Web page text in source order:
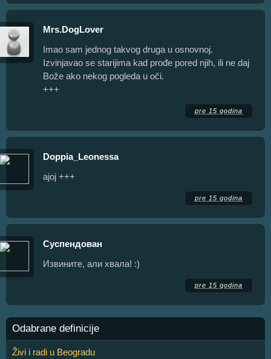
Mrs.DogLover
Imao sam jednog takvog druga u osnovnoj.
Izvinjavao se starijima kad prođe pored njih, ili ne daj
Bože ako nekog pogleda u oči.
+++
pre 15 godina
Doppia_Leonessa
ajoj +++
pre 15 godina
Суспендован
Извините, али хвала! :)
pre 15 godina
Odabrane definicije
Živi i radi u Beogradu